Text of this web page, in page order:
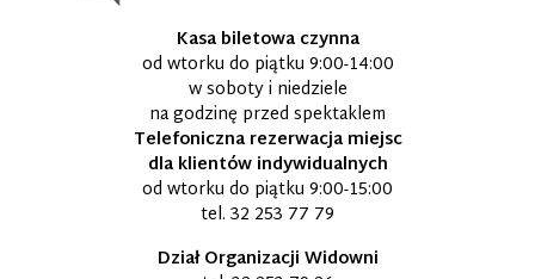
Kasa biletowa czynna
od wtorku do piątku 9:00-14:00
w soboty i niedziele
na godzinę przed spektaklem
Telefoniczna rezerwacja miejsc
dla klientów indywidualnych
od wtorku do piątku 9:00-15:00
tel. 32 253 77 79
Dział Organizacji Widowni